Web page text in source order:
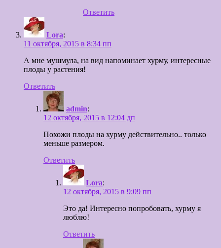
Ответить
Lora:
11 октября, 2015 в 8:34 пп
А мне мушмула, на вид напоминает хурму, интересные
плоды у растения!
Ответить
admin:
12 октября, 2015 в 12:04 дп
Похожи плоды на хурму действительно.. только
меньше размером.
Ответить
Lora:
12 октября, 2015 в 9:09 пп
Это да! Интересно попробовать, хурму я
люблю!
Ответить